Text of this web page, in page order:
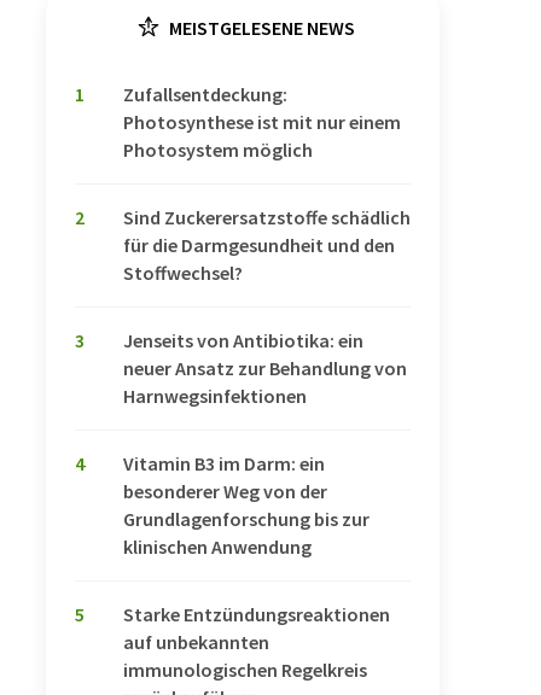
MEISTGELESENE NEWS
1
Zufallsentdeckung:
Photosynthese ist mit nur einem
Photosystem möglich
2
Sind Zuckerersatzstoffe schädlich
für die Darmgesundheit und den
Stoffwechsel?
3
Jenseits von Antibiotika: ein
neuer Ansatz zur Behandlung von
Harnwegsinfektionen
4
Vitamin B3 im Darm: ein
besonderer Weg von der
Grundlagenforschung bis zur
klinischen Anwendung
5
Starke Entzündungsreaktionen
auf unbekannten
immunologischen Regelkreis